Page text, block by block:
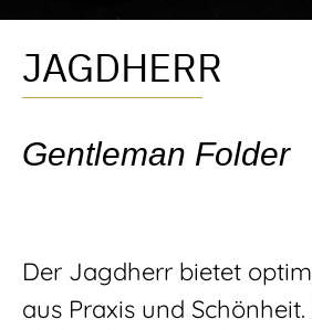
JAGDHERR
Gentleman Folder
Der Jagdherr bietet
aus Praxis und Schönheit.